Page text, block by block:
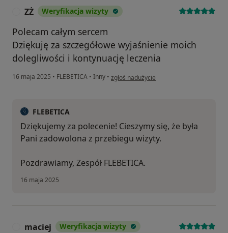
ZŻ Weryfikacja wizyty
Polecam całym sercem
Dziękuję za szczegółowe wyjaśnienie moich
dolegliwości i kontynuację leczenia
16 maja 2025 • FLEBETICA • Inny • w opinii użytkownika ZŻ
zgłoś nadużycie
FLEBETICA
Dziękujemy za polecenie! Cieszymy się, że była
Pani zadowolona z przebiegu wizyty.
Pozdrawiamy, Zespół FLEBETICA.
16 maja 2025
maciej Weryfikacja wizyty